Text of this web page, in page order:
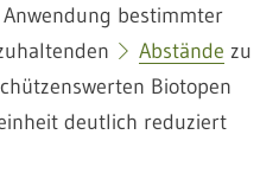
bestimmter
Abstände zu
Biotopen
deutlich reduziert